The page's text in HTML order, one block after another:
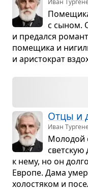
с сыном.
и пре­дался
поме­щика и
и ари­сто­крат
Отцы и
Иван
Моло­дой
свет­скую
к нему, но он
Европе. Дама
холо­стя­ком и